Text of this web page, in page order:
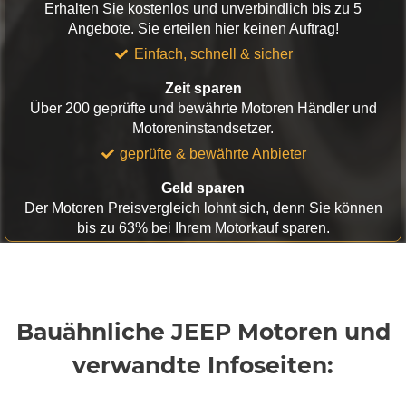
Erhalten Sie kostenlos und unverbindlich bis zu 5
Angebote. Sie erteilen hier keinen Auftrag!
Einfach, schnell & sicher
Zeit sparen
Über 200 geprüfte und bewährte Motoren Händler und
Motoreninstandsetzer.
geprüfte & bewährte Anbieter
Geld sparen
Der Motoren Preisvergleich lohnt sich, denn Sie können
bis zu 63% bei Ihrem Motorkauf sparen.
Bauähnliche JEEP Motoren und
verwandte Infoseiten: